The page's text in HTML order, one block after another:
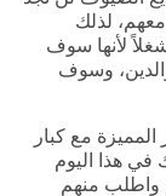
معهم، لذلك
لأنها سوف
وسوف
مع كبار
في هذا اليوم
واطلب منهم